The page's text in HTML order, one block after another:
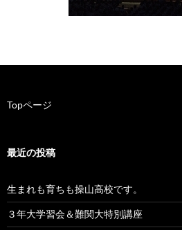
Topページ
最近の投稿
生まれも育ちも操山高校です。
３年大学習会＆難関大特別講座